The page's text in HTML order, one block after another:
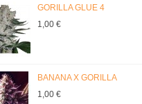
GORILLA GLUE 4
1,00 €
BANANA X GORILLA
1,00 €